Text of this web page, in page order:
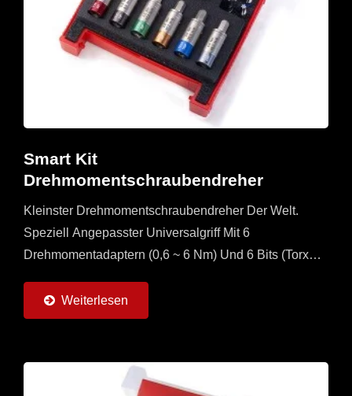
Smart Kit
Drehmomentschraubendreher
Kleinster Drehmomentschraubendreher Der Welt.
Speziell Angepasster Universalgriff Mit 6
Drehmomentadaptern (0,6 ~ 6 Nm) Und 6 Bits (Torx
Multiset Für...
Weiterlesen